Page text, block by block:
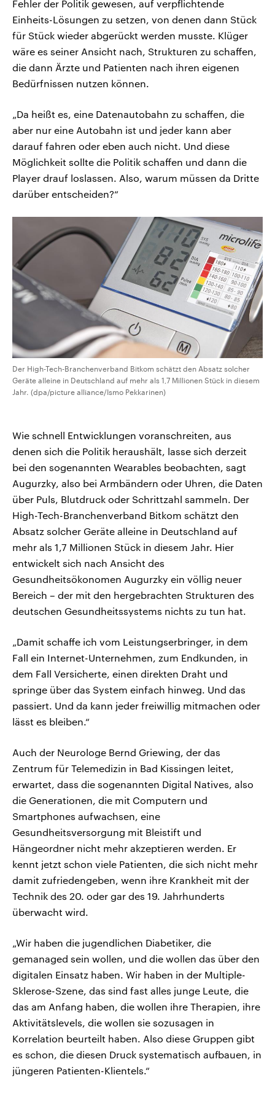
Fehler der Politik gewesen, auf verpflichtende
Einheits-Lösungen zu setzen, von denen dann Stück
für Stück wieder abgerückt werden musste. Klüger
wäre es seiner Ansicht nach, Strukturen zu schaffen,
die dann Ärzte und Patienten nach ihren eigenen
Bedürfnissen nutzen können.
„Da heißt es, eine Datenautobahn zu schaffen, die
aber nur eine Autobahn ist und jeder kann aber
darauf fahren oder eben auch nicht. Und diese
Möglichkeit sollte die Politik schaffen und dann die
Player drauf loslassen. Also, warum müssen da Dritte
darüber entscheiden?“
Der High-Tech-Branchenverband Bitkom schätzt den Absatz solcher
Geräte alleine in Deutschland auf mehr als 1,7 Millionen Stück in diesem
Jahr. (dpa/picture alliance/Ismo Pekkarinen)
Wie schnell Entwicklungen voranschreiten, aus
denen sich die Politik heraushält, lasse sich derzeit
bei den sogenannten Wearables beobachten, sagt
Augurzky, also bei Armbändern oder Uhren, die Daten
über Puls, Blutdruck oder Schrittzahl sammeln. Der
High-Tech-Branchenverband Bitkom schätzt den
Absatz solcher Geräte alleine in Deutschland auf
mehr als 1,7 Millionen Stück in diesem Jahr. Hier
entwickelt sich nach Ansicht des
Gesundheitsökonomen Augurzky ein völlig neuer
Bereich – der mit den hergebrachten Strukturen des
deutschen Gesundheitssystems nichts zu tun hat.
„Damit schaffe ich vom Leistungserbringer, in dem
Fall ein Internet-Unternehmen, zum Endkunden, in
dem Fall Versicherte, einen direkten Draht und
springe über das System einfach hinweg. Und das
passiert. Und da kann jeder freiwillig mitmachen oder
lässt es bleiben.“
Auch der Neurologe Bernd Griewing, der das
Zentrum für Telemedizin in Bad Kissingen leitet,
erwartet, dass die sogenannten Digital Natives, also
die Generationen, die mit Computern und
Smartphones aufwachsen, eine
Gesundheitsversorgung mit Bleistift und
Hängeordner nicht mehr akzeptieren werden. Er
kennt jetzt schon viele Patienten, die sich nicht mehr
damit zufriedengeben, wenn ihre Krankheit mit der
Technik des 20. oder gar des 19. Jahrhunderts
überwacht wird.
„Wir haben die jugendlichen Diabetiker, die
gemanaged sein wollen, und die wollen das über den
digitalen Einsatz haben. Wir haben in der Multiple-
Sklerose-Szene, das sind fast alles junge Leute, die
das am Anfang haben, die wollen ihre Therapien, ihre
Aktivitätslevels, die wollen sie sozusagen in
Korrelation beurteilt haben. Also diese Gruppen gibt
es schon, die diesen Druck systematisch aufbauen, in
jüngeren Patienten-Klientels.“